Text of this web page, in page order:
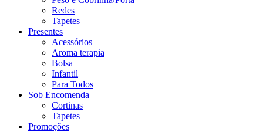
Redes
Tapetes
Presentes
Acessórios
Aroma terapia
Bolsa
Infantil
Para Todos
Sob Encomenda
Cortinas
Tapetes
Promoções